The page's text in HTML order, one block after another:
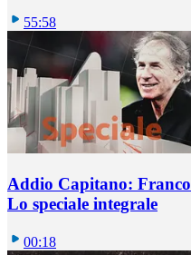
55:58
Addio Capitano:
Lo speciale integrale
00:18